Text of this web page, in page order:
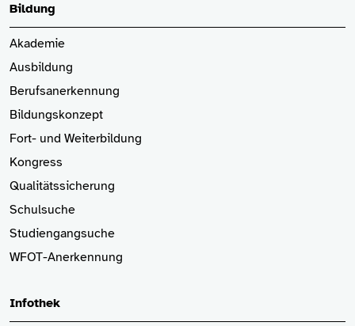
Bildung
Akademie
Ausbildung
Berufsanerkennung
Bildungskonzept
Fort- und Weiterbildung
Kongress
Qualitätssicherung
Schulsuche
Studiengangsuche
WFOT-Anerkennung
Infothek